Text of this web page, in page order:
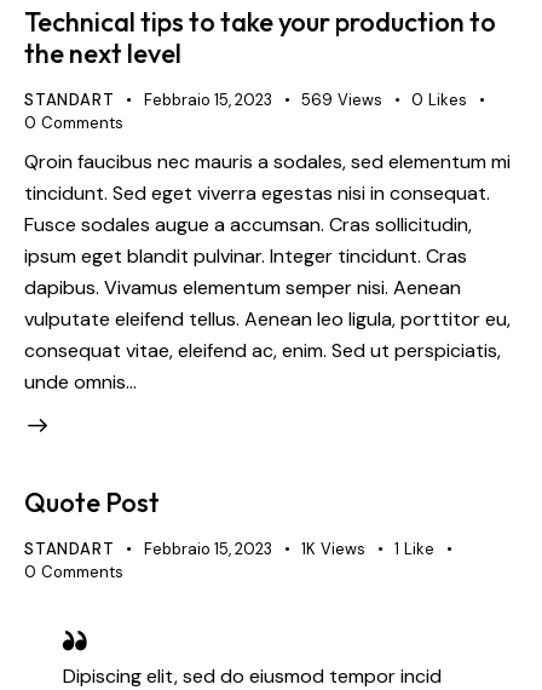
Technical tips to take your production to
the next level
STANDART Febbraio 15, 2023 569 Views 0 Likes
0 Comments
Qroin faucibus nec mauris a sodales, sed elementum mi
tincidunt. Sed eget viverra egestas nisi in consequat.
Fusce sodales augue a accumsan. Cras sollicitudin,
ipsum eget blandit pulvinar. Integer tincidunt. Cras
dapibus. Vivamus elementum semper nisi. Aenean
vulputate eleifend tellus. Aenean leo ligula, porttitor eu,
consequat vitae, eleifend ac, enim. Sed ut perspiciatis,
unde omnis…
Quote Post
STANDART Febbraio 15, 2023 1K Views 1 Like
0 Comments
Dipiscing elit, sed do eiusmod tempor incid